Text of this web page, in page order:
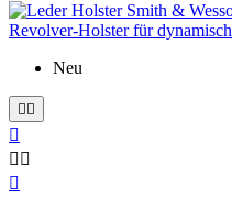
Neu
 

 
